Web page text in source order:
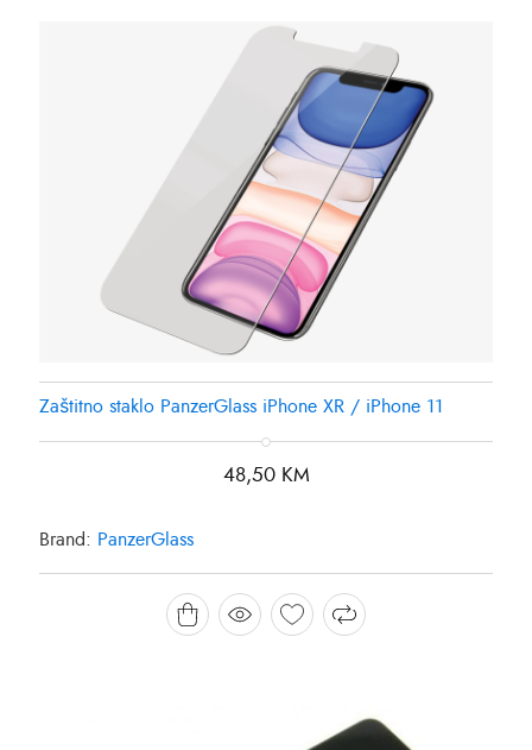
Zaštitno staklo PanzerGlass iPhone XR / iPhone 11
48,50 KM
Brand: PanzerGlass